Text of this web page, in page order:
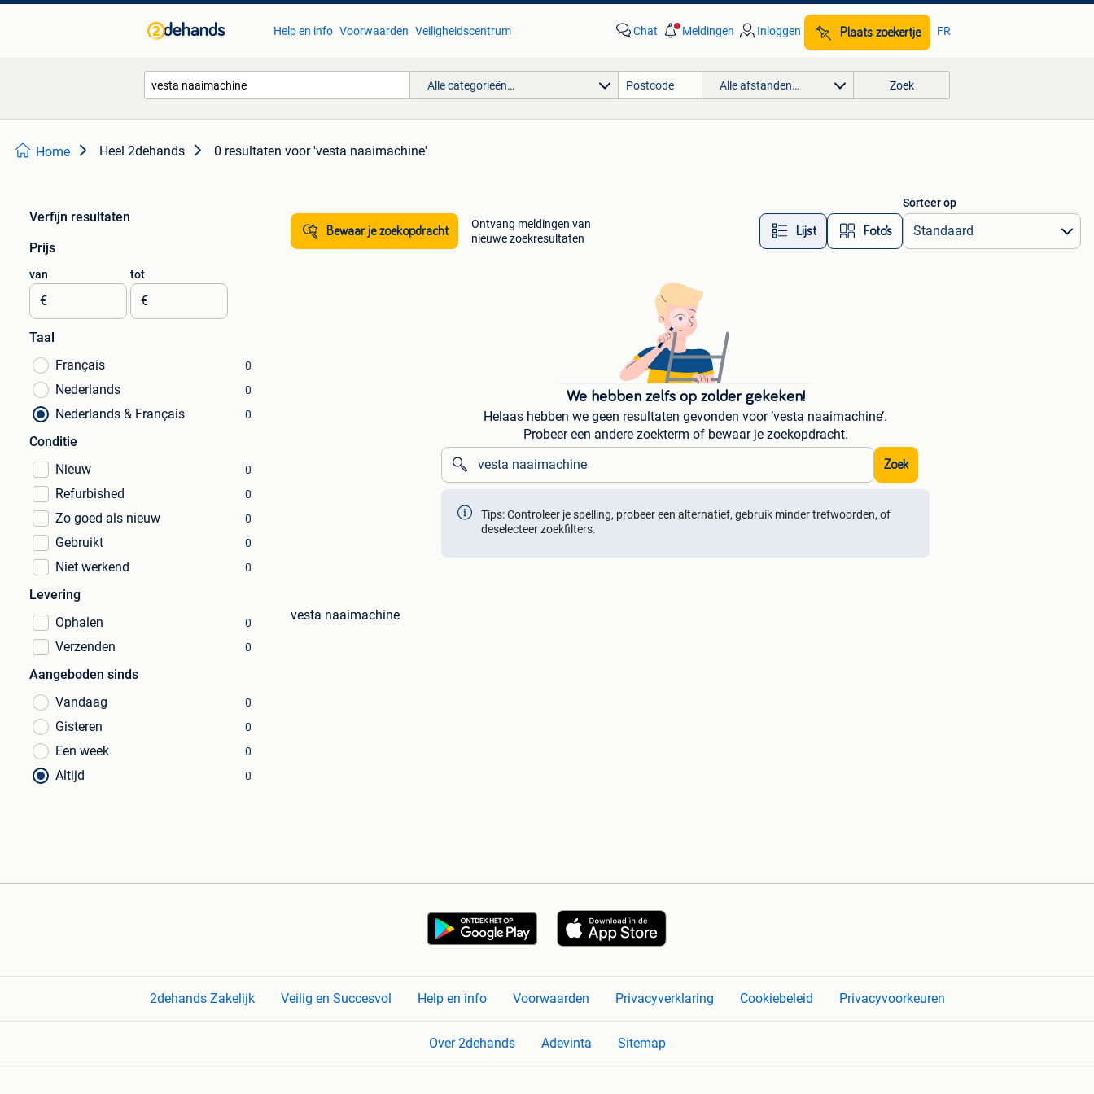
Help en info Voorwaarden Veiligheidscentrum Chat Meldingen Inloggen Plaats zoekertje FR
Alle categorieën… Alle afstanden… Zoek
Home Heel 2dehands 0 resultaten voor 'vesta naaimachine'
Verfijn resultaten
Prijs
van
€
tot
€
Taal
Français
0
Nederlands 0
Nederlands & Français 0
Conditie
Nieuw
0
Refurbished 0
Zo goed als nieuw 0
Gebruikt 0
Niet werkend 0
Levering
Ophalen
0
Verzenden 0
Aangeboden sinds
Vandaag
0
Gisteren 0
Een week 0
Altijd 0
Bewaar je zoekopdracht
Ontvang meldingen van
nieuwe zoekresultaten
Lijst Foto’s
Sorteer op
We hebben zelfs op zolder gekeken!
Helaas hebben we geen resultaten gevonden voor ‘vesta naaimachine’.
Probeer een andere zoekterm of bewaar je zoekopdracht.
Zoek
Tips: Controleer je spelling, probeer een alternatief, gebruik minder trefwoorden, of
deselecteer zoekfilters.
vesta naaimachine
2dehands Zakelijk Veilig en Succesvol Help en info Voorwaarden Privacyverklaring Cookiebeleid Privacyvoorkeuren
Over 2dehands Adevinta Sitemap